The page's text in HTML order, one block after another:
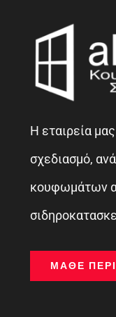
Η εταιρεία
σχεδιασμό,
κουφωμάτων
ΜΆΘΕ